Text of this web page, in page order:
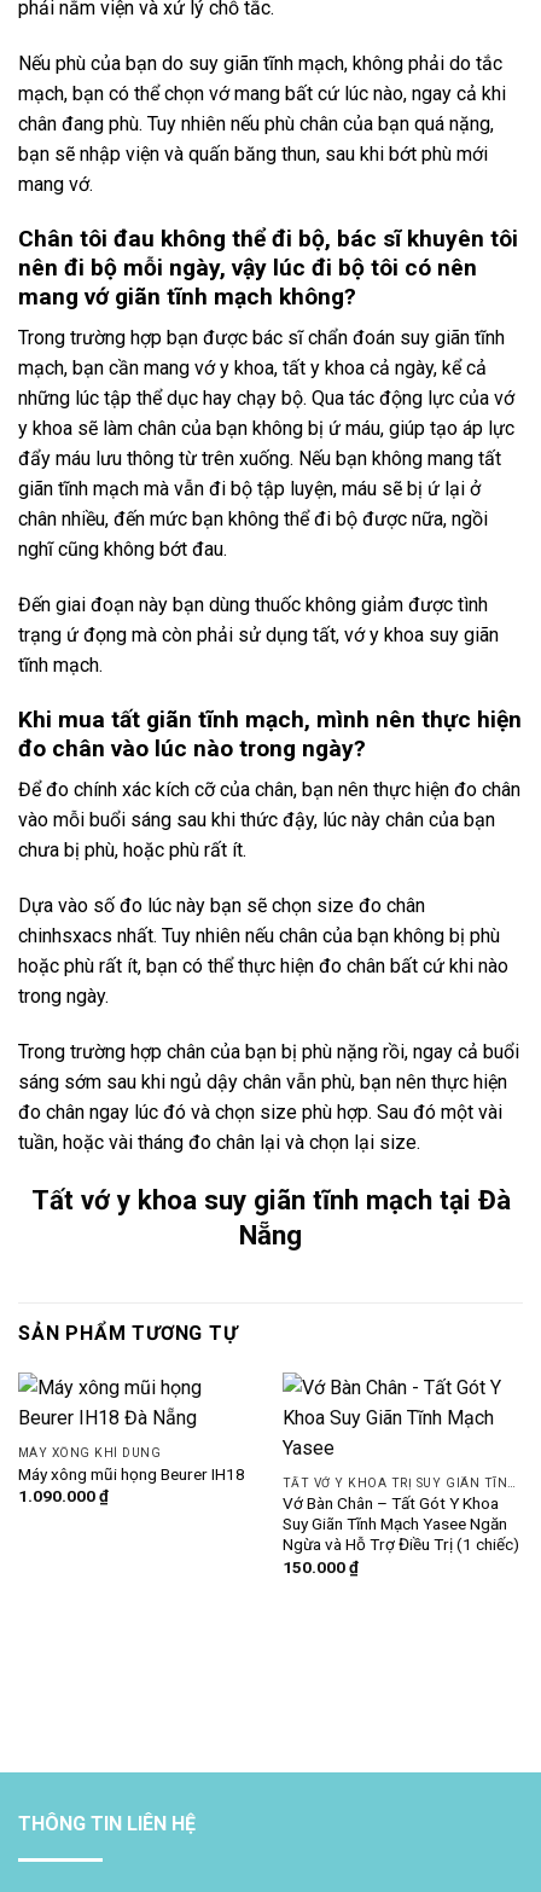
phải nằm viện và xử lý chỗ tắc.
Nếu phù của bạn do suy giãn tĩnh mạch, không phải do tắc
mạch, bạn có thể chọn vớ mang bất cứ lúc nào, ngay cả khi
chân đang phù. Tuy nhiên nếu phù chân của bạn quá nặng,
bạn sẽ nhập viện và quấn băng thun, sau khi bớt phù mới
mang vớ.
Chân tôi đau không thể đi bộ, bác sĩ khuyên tôi
nên đi bộ mỗi ngày, vậy lúc đi bộ tôi có nên
mang vớ giãn tĩnh mạch không?
Trong trường hợp bạn được bác sĩ chẩn đoán suy giãn tĩnh
mạch, bạn cần mang vớ y khoa, tất y khoa cả ngày, kể cả
những lúc tập thể dục hay chạy bộ. Qua tác động lực của vớ
y khoa sẽ làm chân của bạn không bị ứ máu, giúp tạo áp lực
đẩy máu lưu thông từ trên xuống. Nếu bạn không mang tất
giãn tĩnh mạch mà vẫn đi bộ tập luyện, máu sẽ bị ứ lại ở
chân nhiều, đến mức bạn không thể đi bộ được nữa, ngồi
nghĩ cũng không bớt đau.
Đến giai đoạn này bạn dùng thuốc không giảm được tình
trạng ứ đọng mà còn phải sử dụng tất, vớ y khoa suy giãn
tĩnh mạch.
Khi mua tất giãn tĩnh mạch, mình nên thực hiện
đo chân vào lúc nào trong ngày?
Để đo chính xác kích cỡ của chân, bạn nên thực hiện đo chân
vào mỗi buổi sáng sau khi thức đậy, lúc này chân của bạn
chưa bị phù, hoặc phù rất ít.
Dựa vào số đo lúc này bạn sẽ chọn size đo chân
chinhsxacs nhất. Tuy nhiên nếu chân của bạn không bị phù
hoặc phù rất ít, bạn có thể thực hiện đo chân bất cứ khi nào
trong ngày.
Trong trường hợp chân của bạn bị phù nặng rồi, ngay cả buổi
sáng sớm sau khi ngủ dậy chân vẫn phù, bạn nên thực hiện
đo chân ngay lúc đó và chọn size phù hợp. Sau đó một vài
tuần, hoặc vài tháng đo chân lại và chọn lại size.
Tất vớ y khoa suy giãn tĩnh mạch tại Đà
Nẵng
SẢN PHẨM TƯƠNG TỰ
MÁY XÔNG KHÍ DUNG
Máy xông mũi họng Beurer IH18
1.090.000₫
Vớ Bàn Chân – Tất Gót Y Khoa
Suy Giãn Tĩnh Mạch Yasee Ngăn
Ngừa và Hỗ Trợ Điều Trị (1 chiếc)
150.000₫
THÔNG TIN LIÊN HỆ